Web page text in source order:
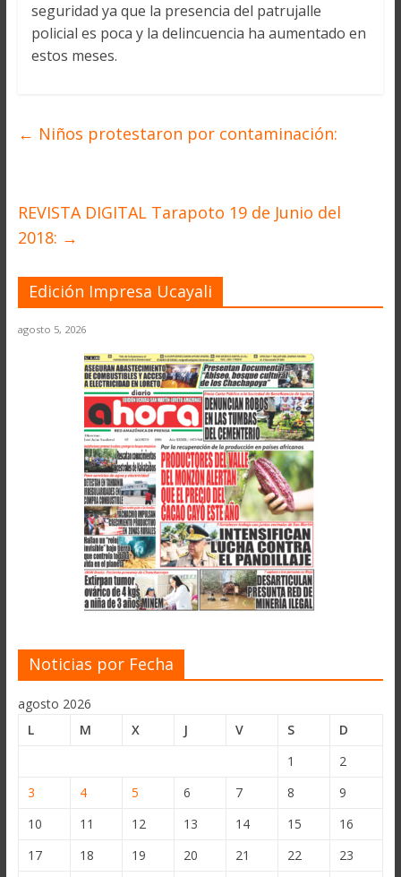
seguridad ya que la presencia del patrujalle
policial es poca y la delincuencia ha aumentado en
estos meses.
← Niños protestaron por contaminación:
REVISTA DIGITAL Tarapoto 19 de Junio del
2018: →
Edición Impresa Ucayali
agosto 5, 2026
Noticias por Fecha
agosto 2026
L
M X J V S
D
1
2
3
4 5 6 7 8
9
10
11 12 13 14 15
16
17
18 19 20 21 22
23